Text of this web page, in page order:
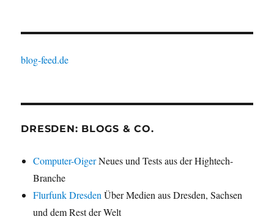
blog-feed.de
DRESDEN: BLOGS & CO.
Computer-OigerNeues und Tests aus der Hightech-
Branche
Flurfunk Dresden Über Medien aus Dresden, Sachsen
und dem Rest der Welt